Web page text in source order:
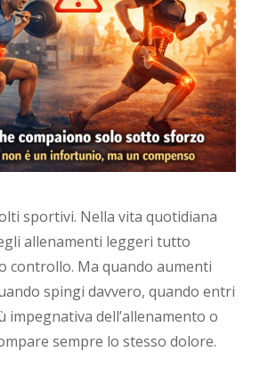
sportivi. Nella vita quotidiana
allenamenti leggeri tutto
controllo. Ma quando aumenti
spingi davvero, quando entri
impegnativa dell’allenamento o
sempre lo stesso dolore.